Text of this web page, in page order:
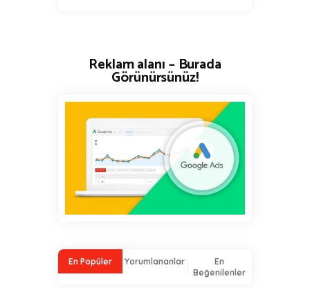
Reklam alanı – Burada
Görünürsünüz!
En Popüler Yorumlananlar
En
Beğenilenler